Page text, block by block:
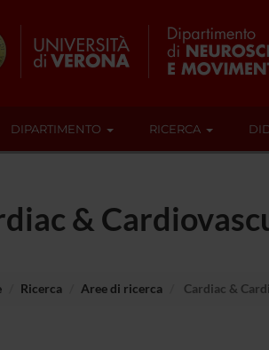
DIPARTIMENTO RICERCA
&
Ricerca Aree di ricerca Cardiac &